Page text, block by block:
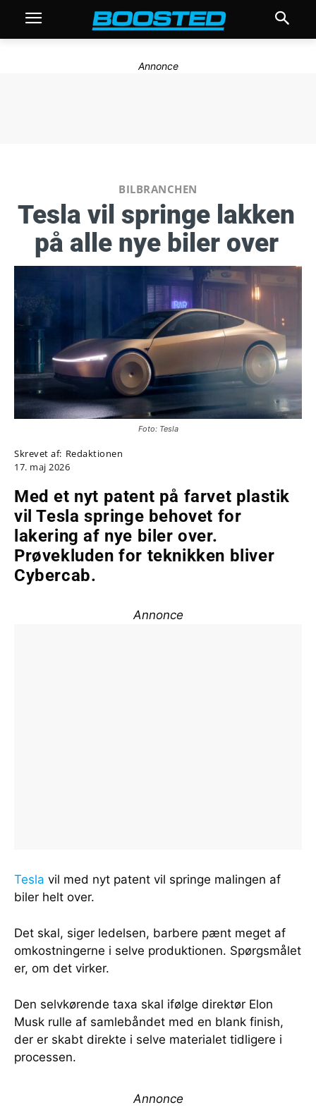
Annonce
BILBRANCHEN
Tesla vil springe lakken
på alle nye biler over
Foto: Tesla
Skrevet af: Redaktionen
17. maj 2026
Med et nyt patent på farvet plastik
vil Tesla springe behovet for
lakering af nye biler over.
Prøvekluden for teknikken bliver
Cybercab.
Annonce
Tesla vil med nyt patent vil springe malingen af
biler helt over.
Det skal, siger ledelsen, barbere pænt meget af
omkostningerne i selve produktionen. Spørgsmålet
er, om det virker.
Den selvkørende taxa skal ifølge direktør Elon
Musk rulle af samlebåndet med en blank finish,
der er skabt direkte i selve materialet tidligere i
processen.
Annonce